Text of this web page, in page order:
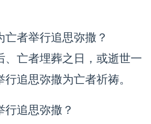
者举行追思弥撒？
、亡者埋葬之日，或逝世一
追思弥撒为亡者祈祷。
行追思弥撒？